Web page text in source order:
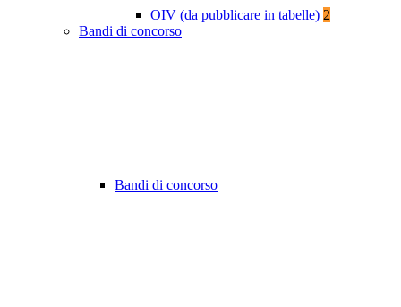
OIV (da pubblicare in tabelle) 2
Bandi di concorso
Bandi di concorso